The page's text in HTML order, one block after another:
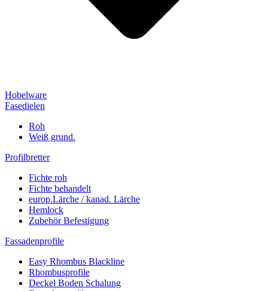
Hobelware
Fasedielen
Roh
Weiß grund.
Profilbretter
Fichte roh
Fichte behandelt
europ.Lärche / kanad. Lärche
Hemlock
Zubehör Befestigung
Fassadenprofile
Easy Rhombus Blackline
Rhombusprofile
Deckel Boden Schalung